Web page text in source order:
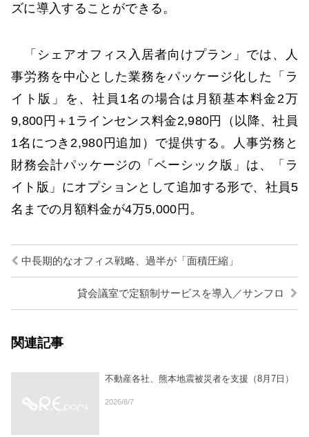
ズに導入することができる。
「シェアオフィス入居者向けプラン」では、人
事労務を中心とした業務をパッケージ化した「ラ
イト版」を、社員1名の場合は月額基本料金2万
9,800円＋1ラインセンス料金2,980円（以降、社員
1名につき2,980円追加）で提供する。人事労務と
財務会計パッケージの「ベーシック版」は、「ラ
イト版」にオプションとして追加する形で、社員5
名までの月額料金が4万5,000円。
中長期的なオフィス戦略、過半が「面積圧縮」
貸会議室で定額制サービスを導入／サンフロ
関連記事
不動産各社、熊本地震被災者を支援（8月7日）
2026/8/7